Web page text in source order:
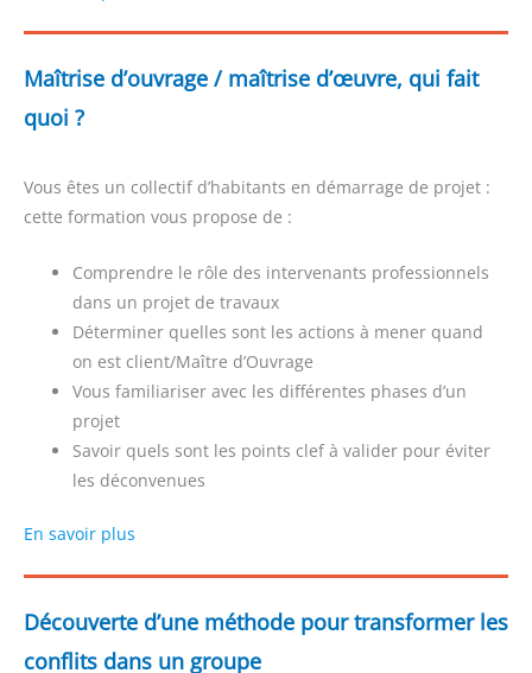
Maîtrise d’ouvrage / maîtrise d’œuvre, qui fait
quoi ?
Vous êtes un collectif d’habitants en démarrage de projet :
cette formation vous propose de :
Comprendre le rôle des intervenants professionnels
dans un projet de travaux
Déterminer quelles sont les actions à mener quand
on est client/Maître d’Ouvrage
Vous familiariser avec les différentes phases d’un
projet
Savoir quels sont les points clef à valider pour éviter
les déconvenues
En savoir plus
Découverte d’une méthode pour transformer les
conflits dans un groupe